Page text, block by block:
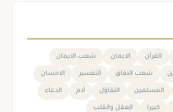
القرآن الايمان شعب الايمان
شعب النفاق التفسير الاحسان
المسلمين التفاؤل آدم الدعاء
كبيرا العقل والقلب